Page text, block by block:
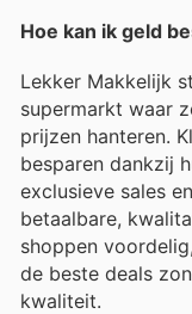
Hoe kan ik geld
Lekker Makkelijk
supermarkt waar
prijzen hanteren.
besparen dankzij
exclusieve sales
betaalbare,
shoppen
de beste deals
kwaliteit.